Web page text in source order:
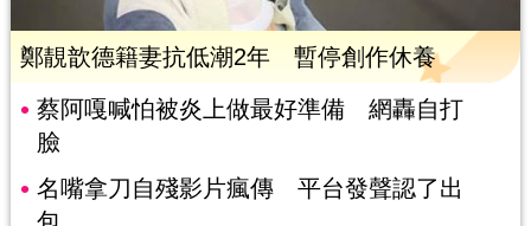
鄭靚歆德籍妻抗低潮2年 暫停創作休養
蔡阿嘎喊怕被炎上做最好準備 網轟自打
臉
名嘴拿刀自殘影片瘋傳 平台發聲認了出
包